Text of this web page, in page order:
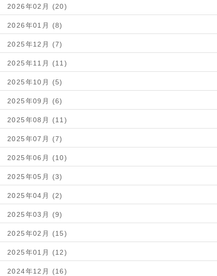
2026年02月 (20)
2026年01月 (8)
2025年12月 (7)
2025年11月 (11)
2025年10月 (5)
2025年09月 (6)
2025年08月 (11)
2025年07月 (7)
2025年06月 (10)
2025年05月 (3)
2025年04月 (2)
2025年03月 (9)
2025年02月 (15)
2025年01月 (12)
2024年12月 (16)